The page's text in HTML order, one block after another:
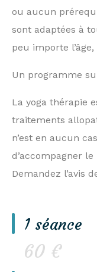
ou aucun
sont adaptées à
peu importe
Un programme
La yoga thérapie
traitements
n’est en aucun
d’accompagner
Demandez l’avis
1 séance
60 €